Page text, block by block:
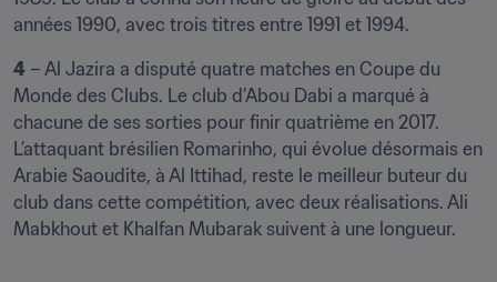
années 1990, avec trois titres entre 1991 et 1994.
4 – Al Jazira a disputé quatre matches en Coupe du
Monde des Clubs. Le club d’Abou Dabi a marqué à
chacune de ses sorties pour finir quatrième en 2017.
L’attaquant brésilien Romarinho, qui évolue désormais en
Arabie Saoudite, à Al Ittihad, reste le meilleur buteur du
club dans cette compétition, avec deux réalisations. Ali
Mabkhout et Khalfan Mubarak suivent à une longueur.